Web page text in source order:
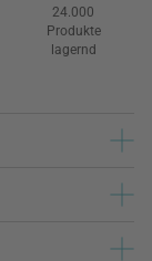
24.000
Produkte
lagernd